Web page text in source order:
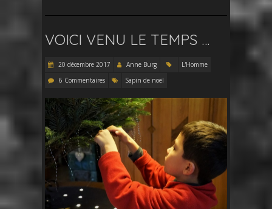
VOICI VENU LE TEMPS …
20 décembre 2017 Anne Burg
L'Homme
6 Commentaires
Sapin de noël